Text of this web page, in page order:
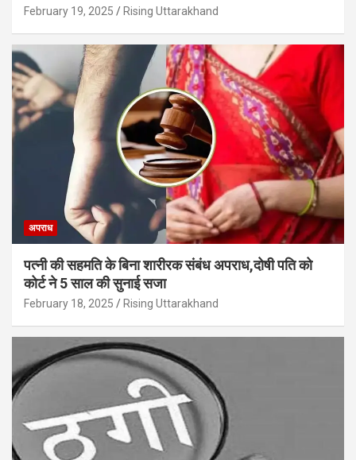
February 19, 2025 Rising Uttarakhand
अपराध
पत्नी की सहमति के बिना शारीरक संबंध अपराध,दोषी पति को
कोर्ट ने 5 साल की सुनाई सजा
February 18, 2025 Rising Uttarakhand